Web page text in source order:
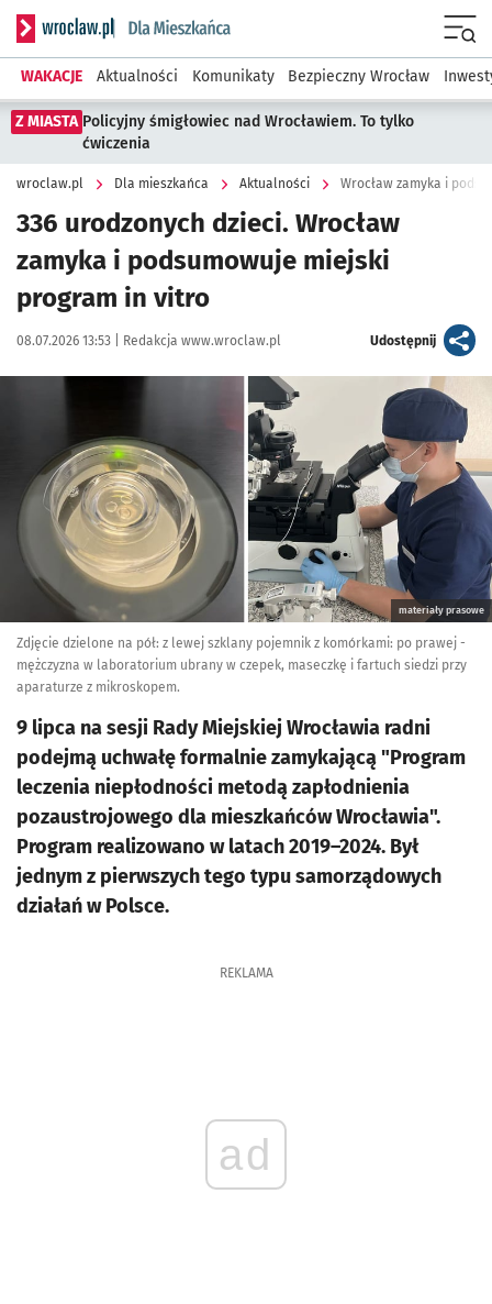
Serwis informacyjny wroclaw.pl podserwis: Dla mieszkańca
WAKACJE Aktualności Komunikaty Bezpieczny Wrocław
Z MIASTA Policyjny śmigłowiec nad Wrocławiem. To tylko
ćwiczenia
wroclaw.pl Dla mieszkańca Aktualności Wrocław zamyka i
336 urodzonych dzieci. Wrocław
zamyka i podsumowuje miejski
program in vitro
Data publikacji:
08.07.2026 13:53 | Autor:
Redakcja www.wroclaw.pl Udostępnijartykuł
materiały prasowe
Zdjęcie dzielone na pół: z lewej szklany pojemnik z komórkami: po prawej -
mężczyzna w laboratorium ubrany w czepek, maseczkę i fartuch siedzi przy
aparaturze z mikroskopem.
9 lipca na sesji Rady Miejskiej Wrocławia radni
podejmą uchwałę formalnie zamykającą "Program
leczenia niepłodności metodą zapłodnienia
pozaustrojowego dla mieszkańców Wrocławia".
Program realizowano w latach 2019–2024. Był
jednym z pierwszych tego typu samorządowych
działań w Polsce.
REKLAMA
ad